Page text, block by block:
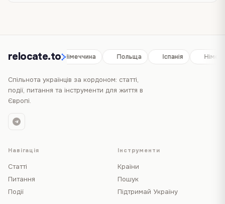
relocate.to
Іспанія Німеччина Польща Іспанія
Спільнота українців за кордоном: статті,
події, питання та інструменти для життя в
Європі.
Навігація
Статті
Питання
Події
Інструменти
Країни
Пошук
Підтримай Україну